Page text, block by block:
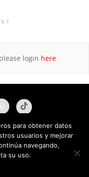
login here
© 2025
para obtener datos
usuarios y mejorar
navegando,
su uso.